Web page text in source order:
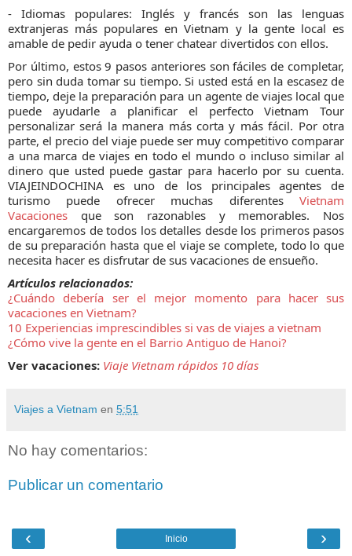
- Idiomas populares: Inglés y francés son las lenguas
extranjeras más populares en Vietnam y la gente local es
amable de pedir ayuda o tener chatear divertidos con ellos.
Por último, estos 9 pasos anteriores son fáciles de completar,
pero sin duda tomar su tiempo. Si usted está en la escasez de
tiempo, deje la preparación para un agente de viajes local que
puede ayudarle a planificar el perfecto Vietnam Tour
personalizar será la manera más corta y más fácil. Por otra
parte, el precio del viaje puede ser muy competitivo comparar
a una marca de viajes en todo el mundo o incluso similar al
dinero que usted puede gastar para hacerlo por su cuenta.
VIAJEINDOCHINA es uno de los principales agentes de
turismo puede ofrecer muchas diferentes Vietnam
Vacaciones que son razonables y memorables. Nos
encargaremos de todos los detalles desde los primeros pasos
de su preparación hasta que el viaje se complete, todo lo que
necesita hacer es disfrutar de sus vacaciones de ensueño.
Artículos relacionados:
¿Cuándo debería ser el mejor momento para hacer sus
vacaciones en Vietnam?
10 Experiencias imprescindibles si vas de viajes a vietnam
¿Cómo vive la gente en el Barrio Antiguo de Hanoi?
Ver vacaciones: Viaje Vietnam rápidos 10 días
Viajes a Vietnam en 5:51
No hay comentarios:
Publicar un comentario
‹ ›
Inicio